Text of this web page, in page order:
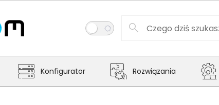
Konfigurator Rozwiązania